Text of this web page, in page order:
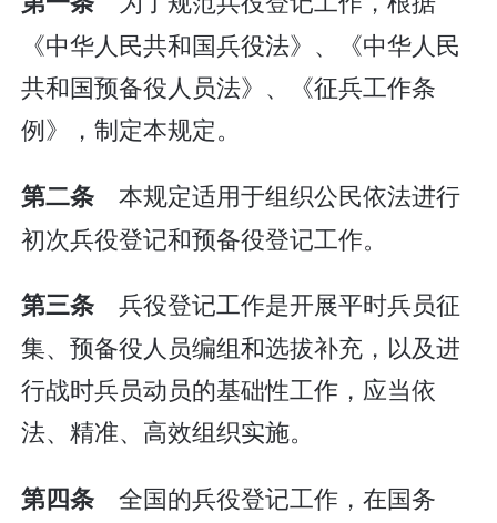
《中华人民共和国兵役法》、《中华人民
共和国预备役人员法》、《征兵工作条
例》，制定本规定。
第二条本规定适用于组织公民依法进行
初次兵役登记和预备役登记工作。
第三条兵役登记工作是开展平时兵员征
集、预备役人员编组和选拔补充，以及进
行战时兵员动员的基础性工作，应当依
法、精准、高效组织实施。
第四条全国的兵役登记工作，在国务